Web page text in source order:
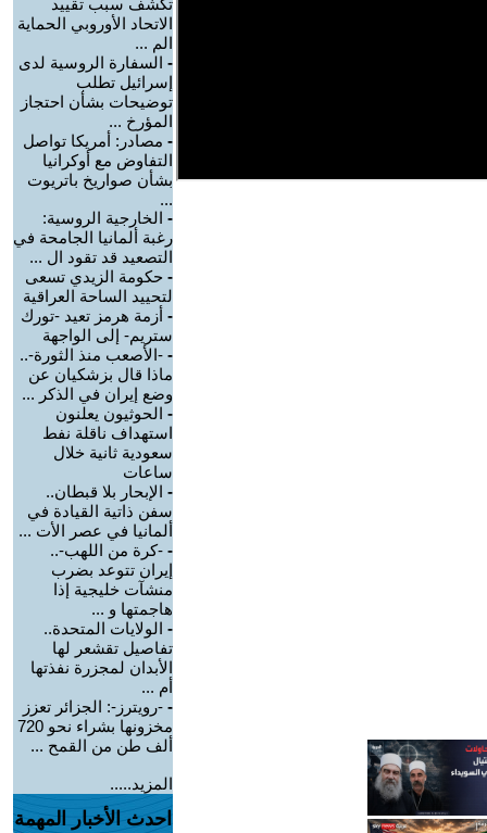
تكشف سبب تقييد
الاتحاد الأوروبي الحماية
الم ...
- السفارة الروسية لدى
إسرائيل تطلب
توضيحات بشأن احتجاز
المؤرخ ...
- مصادر: أمريكا تواصل
التفاوض مع أوكرانيا
بشأن صواريخ باتريوت
...
- الخارجية الروسية:
رغبة ألمانيا الجامحة في
التصعيد قد تقود ال ...
- حكومة الزيدي تسعى
لتحييد الساحة العراقية
- أزمة هرمز تعيد -تورك
ستريم- إلى الواجهة
- -الأصعب منذ الثورة-..
ماذا قال بزشكيان عن
وضع إيران في الذكر ...
- الحوثيون يعلنون
استهداف ناقلة نفط
سعودية ثانية خلال
ساعات
- الإبحار بلا قبطان..
سفن ذاتية القيادة في
ألمانيا في عصر الأت ...
- -كرة من اللهب-..
إيران تتوعد بضرب
منشآت خليجية إذا
هاجمتها و ...
- الولايات المتحدة..
تفاصيل تقشعر لها
الأبدان لمجزرة نفذتها
أم ...
- -رويترز-: الجزائر تعزز
مخزونها بشراء نحو 720
ألف طن من القمح ...
المزيد.....
احدث الأخبار المهمة